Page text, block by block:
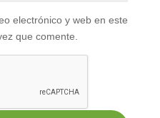
electrónico y web en este
que comente.